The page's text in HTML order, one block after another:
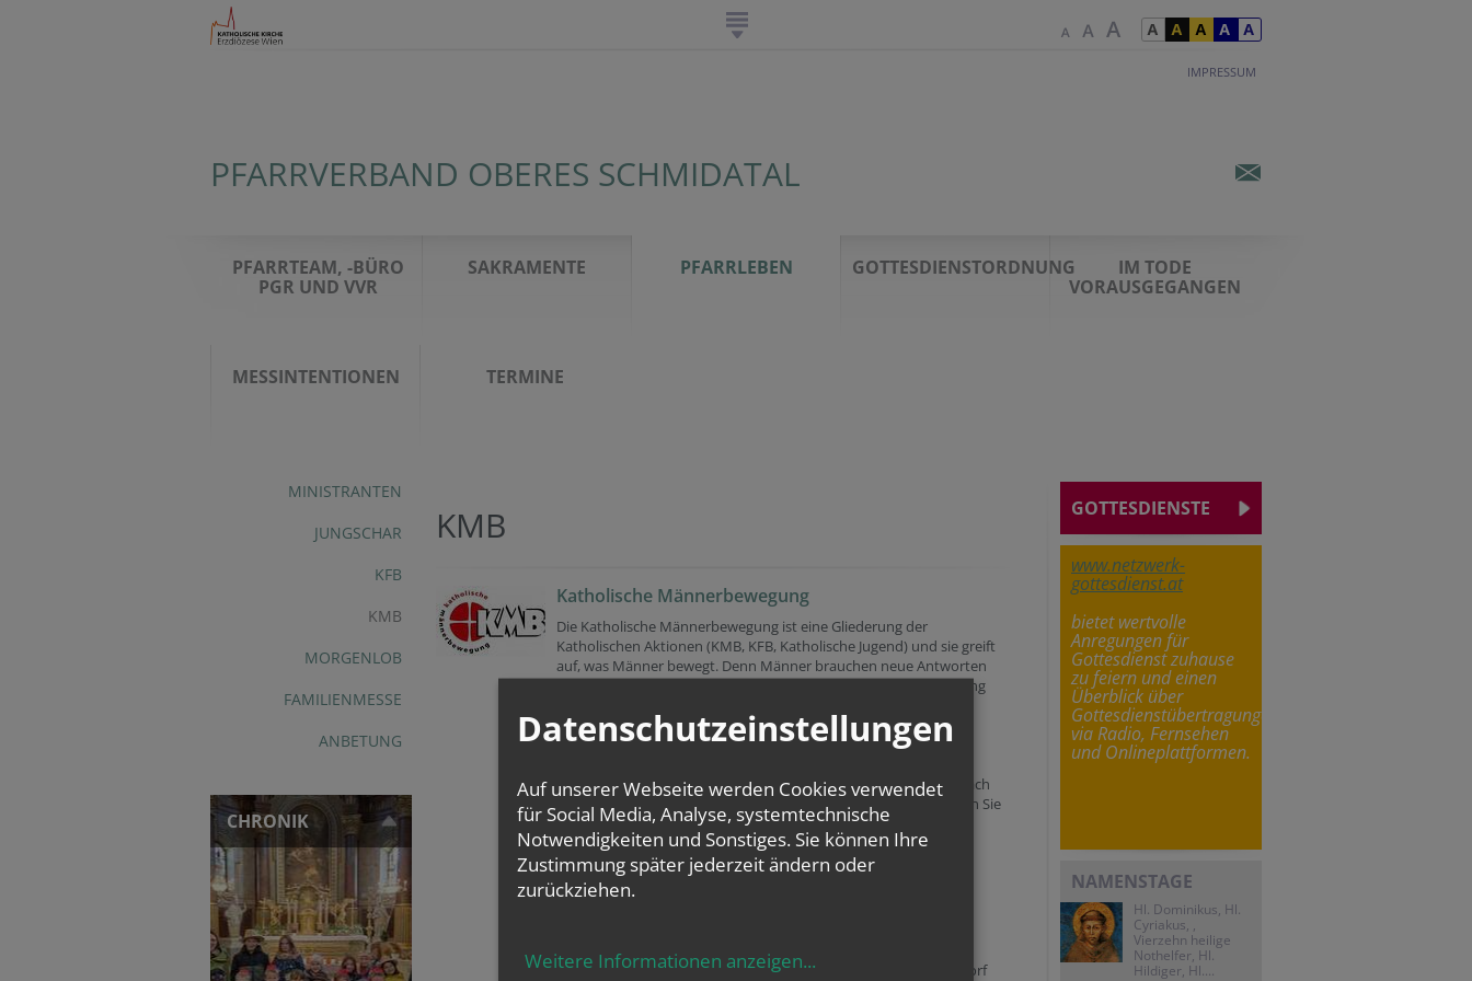
IMPRESSUM
PFARRVERBAND OBERES SCHMIDATAL
PFARRTEAM, -BÜRO
PGR UND VVR
SAKRAMENTE PFARRLEBEN GOTTESDIENSTORDNUNG
IM TODE
VORAUSGEGANGEN
MESSINTENTIONEN TERMINE
MINISTRANTEN
JUNGSCHAR
KFB
KMB
MORGENLOB
FAMILIENMESSE
ANBETUNG
CHRONIK
KMB
Katholische Männerbewegung
Die Katholische Männerbewegung ist eine Gliederung der
Katholischen Aktionen (KMB, KFB, Katholische Jugend) und sie greift
auf, was Männer bewegt. Denn Männer brauchen neue Antworten
aus dem katholischen Glauben, brauchen die Auseinandersetzung
unserer katholischen Glaubensväter.
Wenn Sie mitreden oder mitgestalten wollen bzw. wenn Sie einfach
nur interessiert an einer katholischen Gemeinschaft sind, können Sie
gerne Mitglied werden - falls Sie es nicht ohnehin schon sind!
Fixpunkte im Arbeitsjahr sind:
Aktion "Sei so frei"
Dekanats-KMB-Obmann ist Herr Ungersböck Franz aus Siitzendorf
GOTTESDIENSTE
www.netzwerk-
gottesdienst.at
bietet wertvolle
Anregungen für
Gottesdienst zuhause
zu feiern und einen
Überblick über
Gottesdienstübertragungen
via Radio, Fernsehen
und Onlineplattformen.
NAMENSTAGE
Hl. Dominikus, Hl.
Cyriakus, ,
Vierzehn heilige
Nothelfer, Hl.
Hildiger, Hl....
Datenschutzeinstellungen
Auf unserer Webseite werden Cookies verwendet
für Social Media, Analyse, systemtechnische
Notwendigkeiten und Sonstiges. Sie können Ihre
Zustimmung später jederzeit ändern oder
zurückziehen.
Weitere Informationen anzeigen...